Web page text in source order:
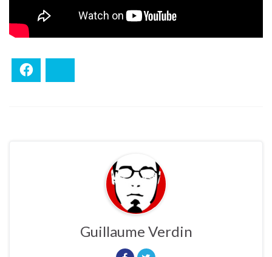
Guillaume Verdin